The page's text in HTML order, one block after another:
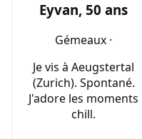
Eyvan, 50 ans
Gémeaux ·
Je vis à Aeugstertal
(Zurich). Spontané.
J'adore les moments
chill.